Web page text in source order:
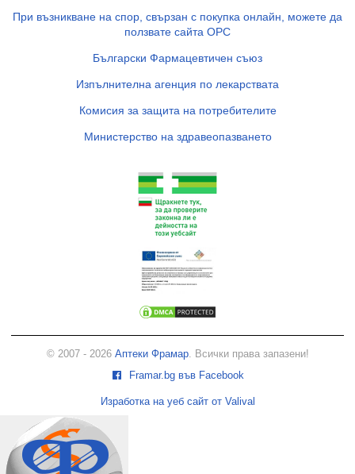
При възникване на спор, свързан с покупка онлайн, можете да
ползвате сайта ОРС
Български Фармацевтичен съюз
Изпълнителна агенция по лекарствата
Комисия за защита на потребителите
Министерство на здравеопазването
© 2007 - 2026 Аптеки Фрамар. Всички права запазени!
Framar.bg във Facebook
Изработка на уеб сайт от Valival